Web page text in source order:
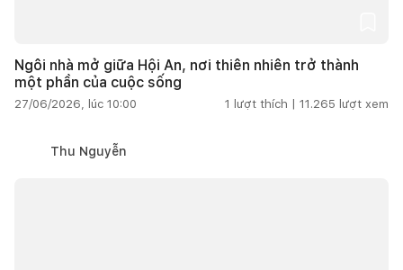
Ngôi nhà mở giữa Hội An, nơi thiên nhiên trở thành
một phần của cuộc sống
27/06/2026, lúc 10:00 1 lượt thích | 11.265 lượt xem
Thu Nguyễn